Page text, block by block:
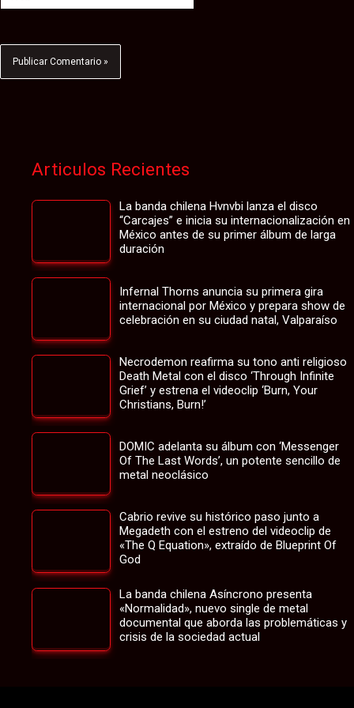
Articulos Recientes
La banda chilena Hvnvbi lanza el disco
“Carcajes” e inicia su internacionalización en
México antes de su primer álbum de larga
duración
Infernal Thorns anuncia su primera gira
internacional por México y prepara show de
celebración en su ciudad natal, Valparaíso
Necrodemon reafirma su tono anti religioso
Death Metal con el disco ‘Through Infinite
Grief’ y estrena el videoclip ‘Burn, Your
Christians, Burn!’
DOMIC adelanta su álbum con ‘Messenger
Of The Last Words’, un potente sencillo de
metal neoclásico
Cabrio revive su histórico paso junto a
Megadeth con el estreno del videoclip de
«The Q Equation», extraído de Blueprint Of
God
La banda chilena Asíncrono presenta
«Normalidad», nuevo single de metal
documental que aborda las problemáticas y
crisis de la sociedad actual